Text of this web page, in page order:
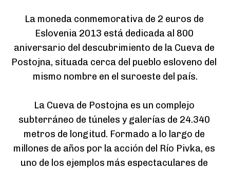
La moneda conmemorativa de 2 euros de
Eslovenia 2013 está dedicada al 800
aniversario del descubrimiento de la Cueva de
Postojna, situada cerca del pueblo esloveno del
mismo nombre en el suroeste del país.
La Cueva de Postojna es un complejo
subterráneo de túneles y galerías de 24.340
metros de longitud. Formado a lo largo de
millones de años por la acción del Río Pivka, es
uno de los ejemplos más espectaculares de